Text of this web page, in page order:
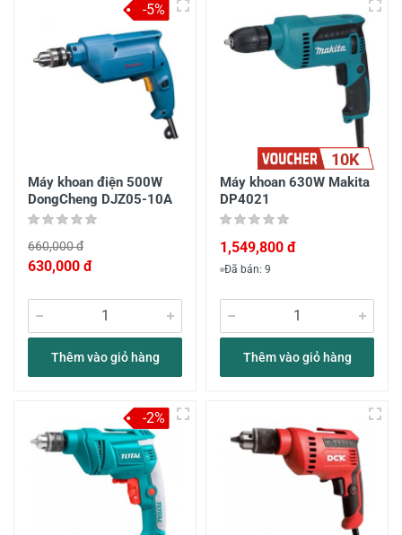
Máy khoan điện 500W
DongCheng DJZ05-10A
660,000 đ
630,000 đ
Thêm vào giỏ hàng
-5%
10K
Máy khoan 630W Makita
DP4021
1,549,800 đ
Đã bán: 9
Thêm vào giỏ hàng
-2%